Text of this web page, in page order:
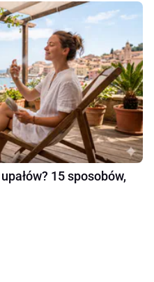
15 sposobów,